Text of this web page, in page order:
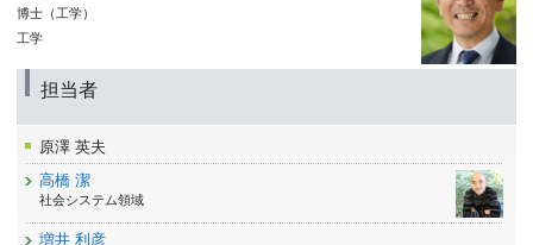
博士（工学）
工学
担当者
原澤 英夫
高橋 潔
社会システム領域
増井 利彦